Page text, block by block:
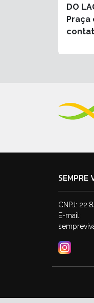
DO
Praça
SEMPRE
CNPJ:
E-mail: